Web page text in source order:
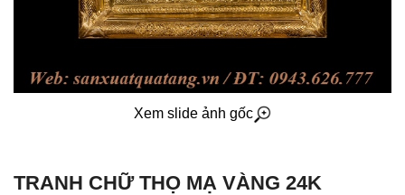
Xem slide ảnh gốc
TRANH CHỮ THỌ MẠ VÀNG 24K